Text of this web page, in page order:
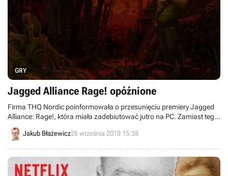
GRY
Jagged Alliance Rage! opóźnione
Firma THQ Nordic poinformowała o przesunięciu premiery Jagged
Alliance: Rage!, która miała zadebiutować jutro na PC. Zamiast tego
spin-off taktycznej serii ukaże się na początku grudnia na PC,
PlayStation 4 oraz Xboksie One.
Jakub Błażewicz26 września 2018 15:38